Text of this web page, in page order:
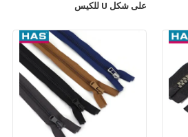
على شكل U للكيس